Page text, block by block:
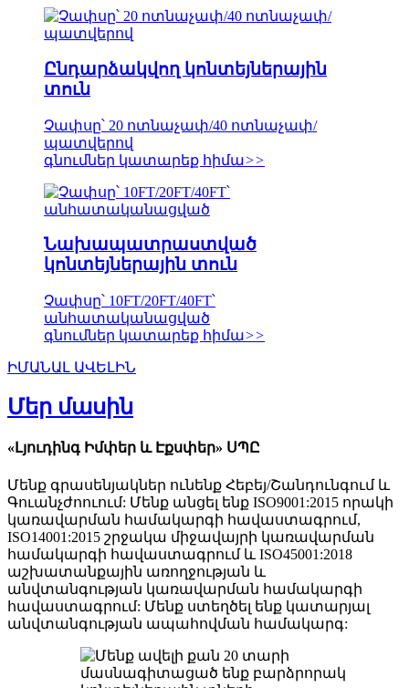
Ընդարձակվող կոնտեյներային
տուն
Չափսը՝ 20 ոտնաչափ/40 ոտնաչափ/
պատվերով
գնումներ կատարեք հիմա>>
Նախապատրաստված
կոնտեյներային տուն
Չափսը՝ 10FT/20FT/40FT՝
անհատականացված
գնումներ կատարեք հիմա>>
ԻՄԱՆԱԼ ԱՎԵԼԻՆ
Մեր մասին
«Լյուդինգ Իմփեր և Էքսփեր» ՍՊԸ
Մենք գրասենյակներ ունենք Հեբեյ/Շանդունգում և
Գուանչժոուում: Մենք անցել ենք ISO9001:2015 որակի
կառավարման համակարգի հավաստագրում,
ISO14001:2015 շրջակա միջավայրի կառավարման
համակարգի հավաստագրում և ISO45001:2018
աշխատանքային առողջության և
անվտանգության կառավարման համակարգի
հավաստագրում: Մենք ստեղծել ենք կատարյալ
անվտանգության ապահովման համակարգ: